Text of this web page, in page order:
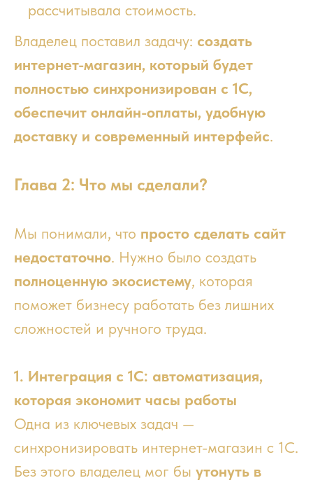
рассчитывала стоимость.
Владелец поставил задачу: создать
интернет-магазин, который будет
полностью синхронизирован с 1С,
обеспечит онлайн-оплаты, удобную
доставку и современный интерфейс.
Глава 2: Что мы сделали?
Мы понимали, что просто сделать сайт
недостаточно. Нужно было создать
полноценную экосистему, которая
поможет бизнесу работать без лишних
сложностей и ручного труда.
1. Интеграция с 1С: автоматизация,
которая экономит часы работы
Одна из ключевых задач —
синхронизировать интернет-магазин с 1С.
Без этого владелец мог бы утонуть в